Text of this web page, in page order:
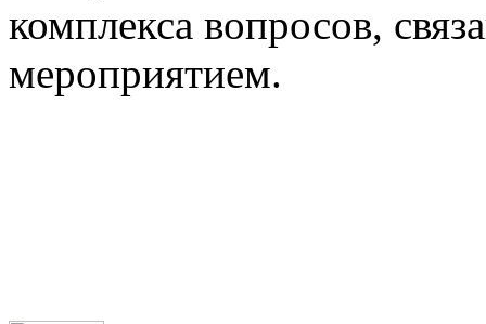
комплекса вопросов,
мероприятием.